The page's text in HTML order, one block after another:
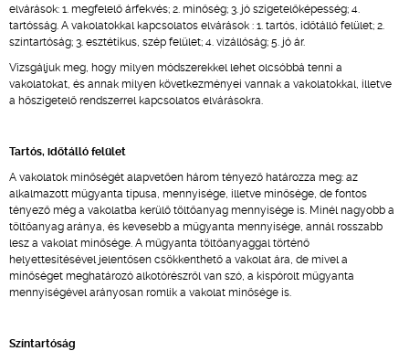
elvárások: 1. megfelelő árfekvés; 2. minőség; 3. jó szigetelőképesség; 4.
tartósság. A vakolatokkal kapcsolatos elvárások : 1. tartós, időtálló felület; 2.
színtartóság; 3. esztétikus, szép felület; 4. vízállóság; 5. jó ár.
Vizsgáljuk meg, hogy milyen módszerekkel lehet olcsóbbá tenni a
vakolatokat, és annak milyen következményei vannak a vakolatokkal, illetve
a hőszigetelő rendszerrel kapcsolatos elvárásokra.
Tartós, időtálló felület
A vakolatok minőségét alapvetően három tényező határozza meg: az
alkalmazott műgyanta típusa, mennyisége, illetve minősége, de fontos
tényező még a vakolatba kerülő töltőanyag mennyisége is. Minél nagyobb a
töltőanyag aránya, és kevesebb a műgyanta mennyisége, annál rosszabb
lesz a vakolat minősége. A műgyanta töltőanyaggal történő
helyettesítésével jelentősen csökkenthető a vakolat ára, de mivel a
minőséget meghatározó alkotórészről van szó, a kispórolt műgyanta
mennyiségével arányosan romlik a vakolat minősége is.
Színtartóság